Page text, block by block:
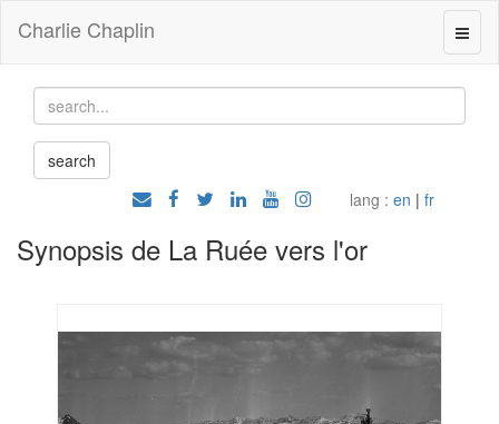
Charlie Chaplin
lang : en | fr
Synopsis de La Ruée vers l'or